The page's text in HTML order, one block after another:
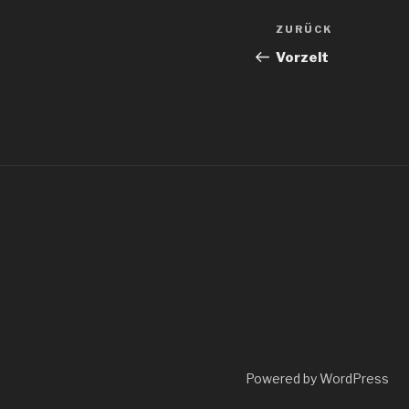
Vorheriger
Beitrag
ZURÜCK
Vorzelt
Powered by WordPress